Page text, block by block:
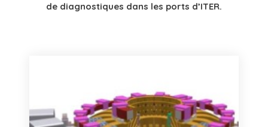
de diagnostiques dans les ports d’ITER.